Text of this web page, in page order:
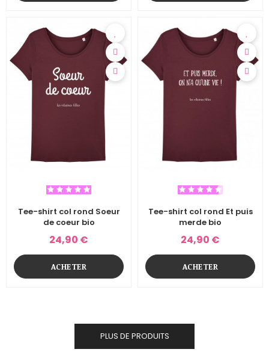
Tee-shirt col rond Soeur
de coeur bio
24,90 €
ACHETER
Tee-shirt col rond Et puis
merde bio
24,90 €
ACHETER
PLUS DE PRODUITS